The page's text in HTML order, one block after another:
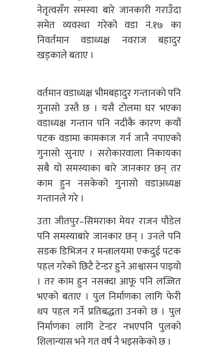
नेतृत्वसँग समस्या बारे जानकारी गराउँदा
समेत व्यवस्था गरेको वडा नं.१७ का
निवर्तमान वडाध्यक्ष नवराज बहादुर
खड्काले बताए ।
वर्तमान वडाध्यक्ष भीमबहादुर गन्तानको पनि
गुनासो उस्तै छ । यसै टोलमा घर भएका
वडाध्यक्ष गन्तान पनि नदीकै कारण कयौं
पटक वडामा कामकाज गर्न जानै नपाएको
गुनासो सुनाए । सरोकारवाला निकायका
सबै यो समस्याका बारे जानकार छन् तर
काम हुन नसकेको गुनासो वडाअध्यक्ष
गन्तानले गरे ।
उता जीतपुर–सिमराका मेयर राजन पौडेल
पनि समस्याबारे जानकार छन् । उनले पनि
सडक डिभिजन र मन्त्रालयमा एकदुई पटक
पहल गरेको छिटै टेन्डर हुने आश्वासन पाइयो
। तर काम हुन नसक्दा आफू पनि लज्जित
भएको बताए । पुल निर्माणका लागि फेरी
थप पहल गर्ने प्रतिबद्धता उनको छ । पुल
निर्माणका लागि टेन्डर नभएपनि पुलको
शिलान्यास भने गत वर्ष नै भइसकेको छ ।